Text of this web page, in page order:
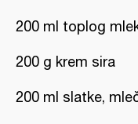
200 ml toplog
200 g krem sira
200 ml slatke,